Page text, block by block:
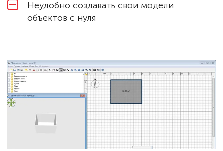
Неудобно создавать свои модели
объектов с нуля